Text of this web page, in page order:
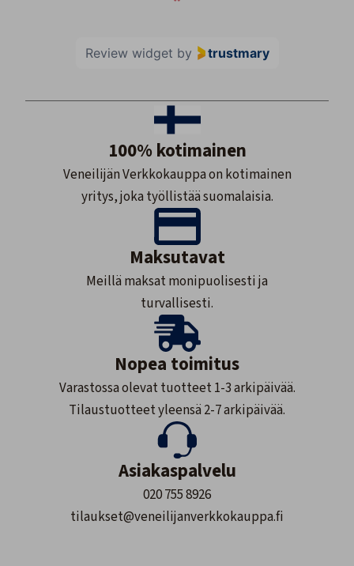
Review widget by trustmary
100% kotimainen
Veneilijän Verkkokauppa on kotimainen
yritys, joka työllistää suomalaisia.
Maksutavat
Meillä maksat monipuolisesti ja
turvallisesti.
Nopea toimitus
Varastossa olevat tuotteet 1-3 arkipäivää.
Tilaustuotteet yleensä 2-7 arkipäivää.
Asiakaspalvelu
020 755 8926
tilaukset@veneilijanverkkokauppa.fi